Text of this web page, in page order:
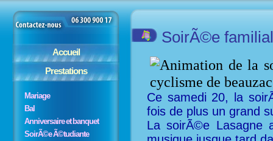
Accueil
Prestations
Mariage
Bal
Anniversaire et banquet
SoirÃ©e Ã©tudiante
SoirÃ©e
Ce samedi 20, la
fois de plus un grand
La soirÃ©e Lasagne